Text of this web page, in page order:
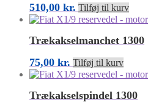
510,00 kr. Tilføj til kurv
Trækakselmanchet 1300
75,00 kr. Tilføj til kurv
Trækakselspindel 1300